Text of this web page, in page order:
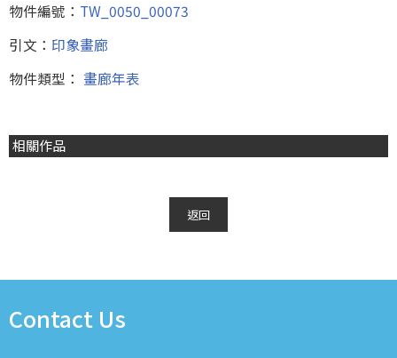
物件編號： TW_0050_00073
引文： 印象畫廊
物件類型： 畫廊年表
相關作品
返回
Contact Us